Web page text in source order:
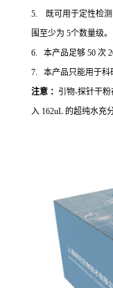
5. 既可用于定性检测
围至少为 5个数量级。
6. 本产品足够 50 次
7. 本产品只能用于科
注意 ： 引物-探针干
入 162uL 的超纯水充